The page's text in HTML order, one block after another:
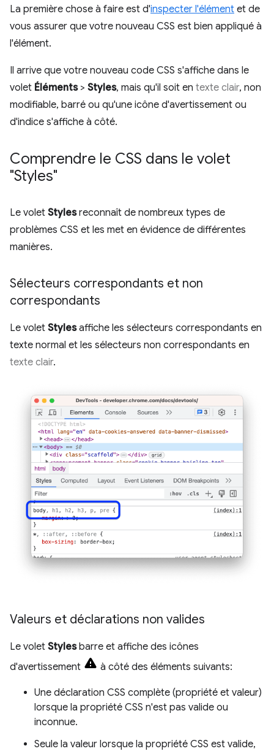
La première chose à faire est d'inspecter l'élément et de
vous assurer que votre nouveau CSS est bien appliqué à
l'élément.
Il arrive que votre nouveau code CSS s'affiche dans le
volet Éléments> Styles, mais qu'il soit en texte clair, non
modifiable, barré ou qu'une icône d'avertissement ou
d'indice s'affiche à côté.
Comprendre le CSS dans le volet
"Styles"
Le volet Stylesreconnaît de nombreux types de
problèmes CSS et les met en évidence de différentes
manières.
Sélecteurs correspondants et non
correspondants
Le volet Stylesaffiche les sélecteurs correspondants en
texte normal et les sélecteurs non correspondants en
texte clair.
Valeurs et déclarations non valides
Le volet Stylesbarre et affiche des icônes
d'avertissement
à côté des éléments suivants:
Une déclaration CSS complète (propriété et valeur)
lorsque la propriété CSS n'est pas valide ou
inconnue.
Seule la valeur lorsque la propriété CSS est valide,